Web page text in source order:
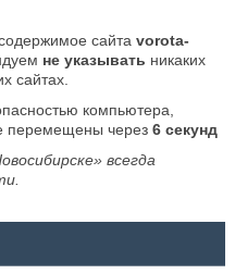
сайта vorota-
не указывать никаких
сайтах.
компьютера,
перемещены через 6секунд
всегда